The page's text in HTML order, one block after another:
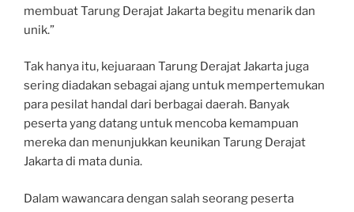
membuat Tarung Derajat Jakarta begitu menarik dan
unik.”
Tak hanya itu, kejuaraan Tarung Derajat Jakarta juga
sering diadakan sebagai ajang untuk mempertemukan
para pesilat handal dari berbagai daerah. Banyak
peserta yang datang untuk mencoba kemampuan
mereka dan menunjukkan keunikan Tarung Derajat
Jakarta di mata dunia.
Dalam wawancara dengan salah seorang peserta